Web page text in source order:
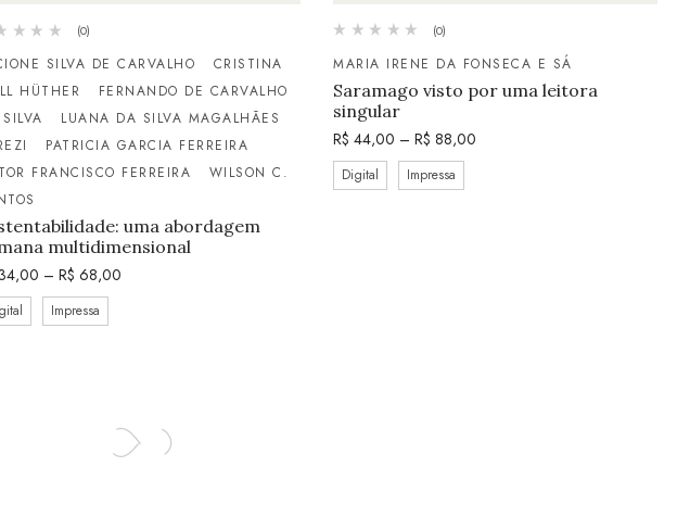
(0)
SILVA DE CARVALHO
CRISTINA
HÜTHER
FERNANDO DE CARVALHO
LUANA DA SILVA MAGALHÃES
PATRICIA GARCIA FERREIRA
FRANCISCO FERREIRA
WILSON C.
uma abordagem
multidimensional
– R$ 68,00
Impressa
(0)
MARIA IRENE DA FONSECA E SÁ
Saramago visto por uma leitora
singular
R$ 44,00 – R$ 88,00
Digital Impressa